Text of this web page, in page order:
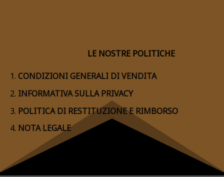
LE NOSTRE POLITICHE
CONDIZIONI GENERALI DI VENDITA
INFORMATIVA SULLA PRIVACY
POLITICA DI RESTITUZIONE E RIMBORSO
NOTA LEGALE